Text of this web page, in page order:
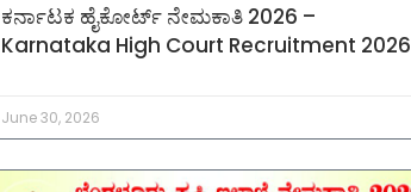
ಕರ್ನಾಟಕ ಹೈಕೋರ್ಟ್ ನೇಮಕಾತಿ 2026 –
Karnataka High Court Recruitment 2026
June 30, 2026